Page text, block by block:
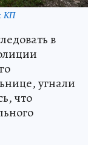
КП
в
угнали
что